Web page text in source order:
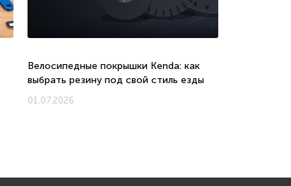
Велосипедные покрышки Kenda: как
выбрать резину под свой стиль езды
01.07.2026